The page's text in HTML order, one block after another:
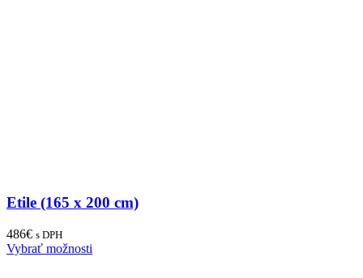
Etile (165 x 200 cm)
486€ s DPH
Vybrať možnosti